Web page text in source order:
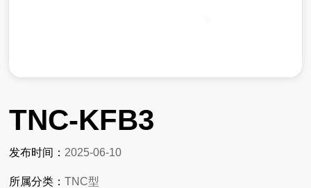
TNC-KFB3
发布时间： 2025-06-10
所属分类：TNC型